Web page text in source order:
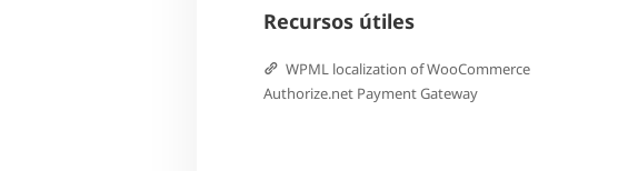
Recursos útiles
WPML localization of WooCommerce
Authorize.net Payment Gateway